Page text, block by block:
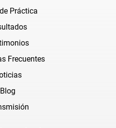
Práctica
Frecuentes
Blog